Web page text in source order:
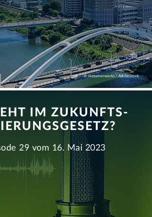
© metamorworks / AdobeStock
IM ZUKUNFTS­
29 vom 16. Mai 2023